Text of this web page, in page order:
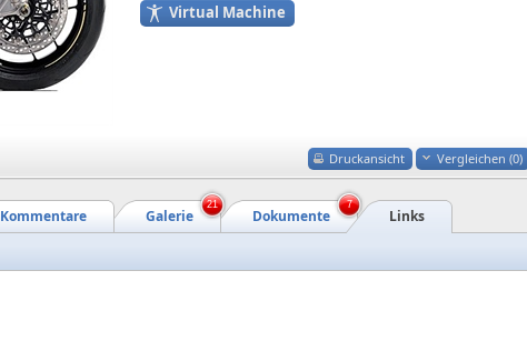
Virtual Machine
Druckansicht Vergleichen (0)
Links
Dokumente
Galerie
Kommentare
21 7